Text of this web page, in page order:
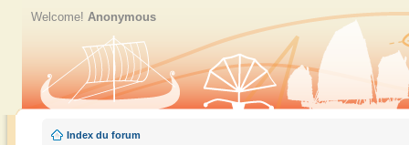
Welcome! Anonymous
Index du forum